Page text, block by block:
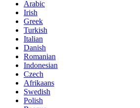
Arabic
Irish
Greek
Turkish
Italian
Danish
Romanian
Indonesian
Czech
Afrikaans
Swedish
Polish